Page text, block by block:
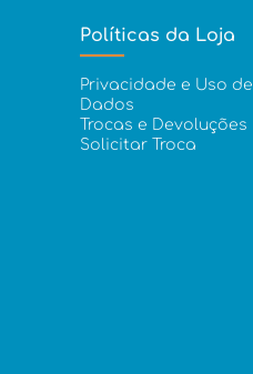
Políticas da Loja
Privacidade e Uso de
Dados
Trocas e Devoluções
Solicitar Troca